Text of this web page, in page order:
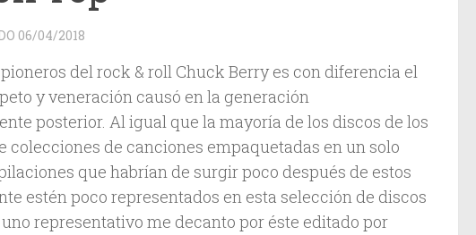
06/04/2018
del rock & roll Chuck Berry es con diferencia el
y veneración causó en la generación
posterior. Al igual que la mayoría de los discos de los
colecciones de canciones empaquetadas en un solo
que habrían de surgir poco después de estos
estén poco representados en esta selección de discos
representativo me decanto por éste editado por